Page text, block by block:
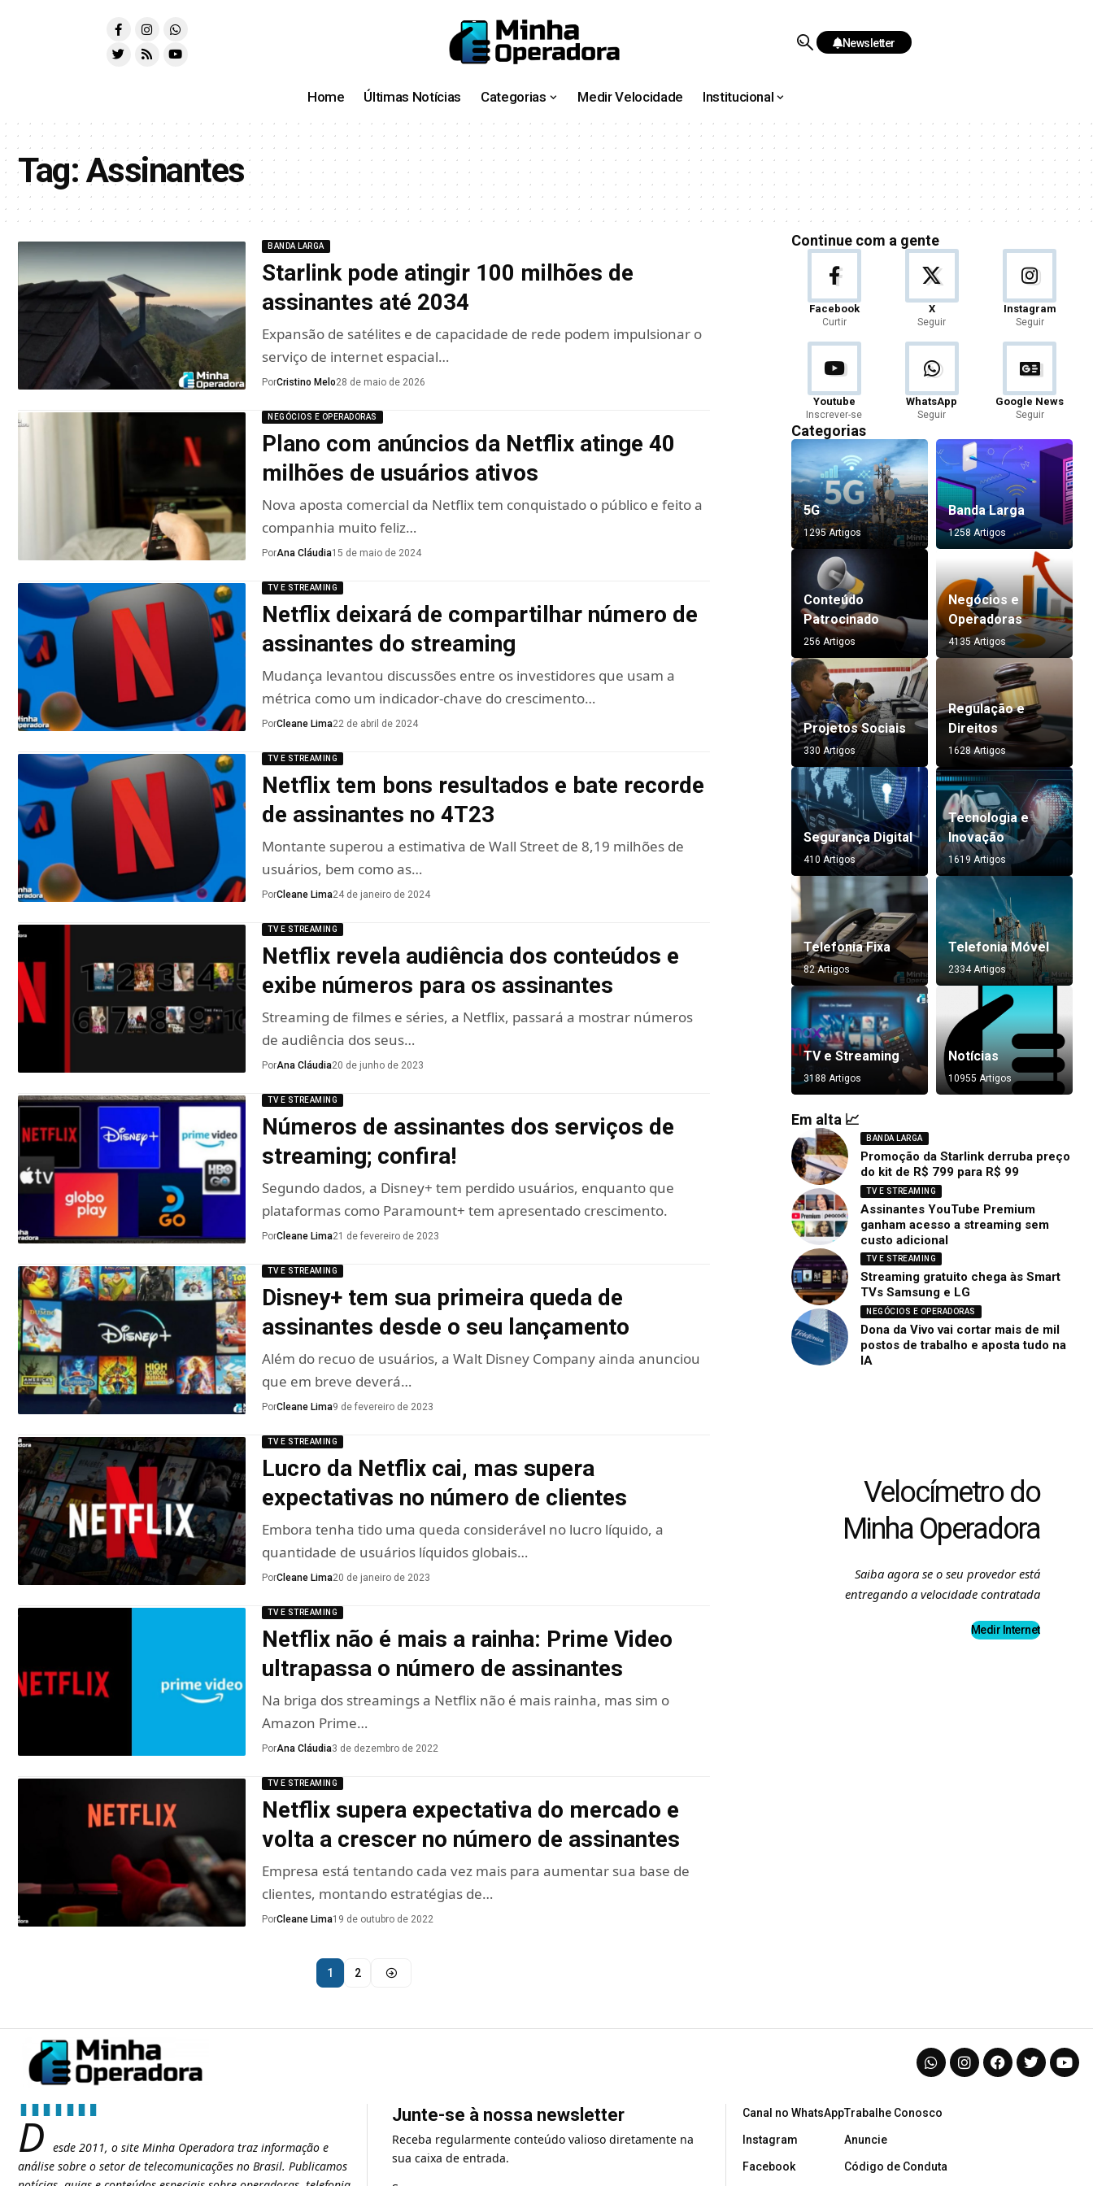
Newsletter
Home Últimas Notícias Categorias Medir Velocidade Institucional
Tag:Assinantes
BANDA LARGA
Starlink pode atingir 100 milhões de
assinantes até 2034
Expansão de satélites e de capacidade de rede podem impulsionar o
serviço de internet espacial…
PorCristino Melo28 de maio de 2026
NEGÓCIOS E OPERADORAS
Plano com anúncios da Netflix atinge 40
milhões de usuários ativos
Nova aposta comercial da Netflix tem conquistado o público e feito a
companhia muito feliz…
PorAna Cláudia15 de maio de 2024
TV E STREAMING
Netflix deixará de compartilhar número de
assinantes do streaming
Mudança levantou discussões entre os investidores que usam a
métrica como um indicador-chave do crescimento…
PorCleane Lima22 de abril de 2024
TV E STREAMING
Netflix tem bons resultados e bate recorde
de assinantes no 4T23
Montante superou a estimativa de Wall Street de 8,19 milhões de
usuários, bem como as…
PorCleane Lima24 de janeiro de 2024
TV E STREAMING
Netflix revela audiência dos conteúdos e
exibe números para os assinantes
Streaming de filmes e séries, a Netflix, passará a mostrar números
de audiência dos seus…
PorAna Cláudia20 de junho de 2023
TV E STREAMING
Números de assinantes dos serviços de
streaming; confira!
Segundo dados, a Disney+ tem perdido usuários, enquanto que
plataformas como Paramount+ tem apresentado crescimento.
PorCleane Lima21 de fevereiro de 2023
TV E STREAMING
Disney+ tem sua primeira queda de
assinantes desde o seu lançamento
Além do recuo de usuários, a Walt Disney Company ainda anunciou
que em breve deverá…
PorCleane Lima9 de fevereiro de 2023
TV E STREAMING
Lucro da Netflix cai, mas supera
expectativas no número de clientes
Embora tenha tido uma queda considerável no lucro líquido, a
quantidade de usuários líquidos globais…
PorCleane Lima20 de janeiro de 2023
TV E STREAMING
Netflix não é mais a rainha: Prime Video
ultrapassa o número de assinantes
Na briga dos streamings a Netflix não é mais rainha, mas sim o
Amazon Prime…
PorAna Cláudia3 de dezembro de 2022
TV E STREAMING
Netflix supera expectativa do mercado e
volta a crescer no número de assinantes
Empresa está tentando cada vez mais para aumentar sua base de
clientes, montando estratégias de…
PorCleane Lima19 de outubro de 2022
1 2
Continue com a gente
Facebook
Curtir
X
Seguir
Instagram
Seguir
Youtube
Inscrever-se
WhatsApp
Seguir
Google News
Seguir
Categorias
5G
1295 Artigos
Banda Larga
1258 Artigos
Conteúdo
Patrocinado
256 Artigos
Negócios e
Operadoras
4135 Artigos
Projetos Sociais
330 Artigos
Regulação e
Direitos
1628 Artigos
Segurança Digital
410 Artigos
Tecnologia e
Inovação
1619 Artigos
Telefonia Fixa
82 Artigos
Telefonia Móvel
2334 Artigos
TV e Streaming
3188 Artigos
Notícias
10955 Artigos
Em alta 📈
BANDA LARGA
Promoção da Starlink derruba preço
do kit de R$ 799 para R$ 99
TV E STREAMING
Assinantes YouTube Premium
ganham acesso a streaming sem
custo adicional
TV E STREAMING
Streaming gratuito chega às Smart
TVs Samsung e LG
NEGÓCIOS E OPERADORAS
Dona da Vivo vai cortar mais de mil
postos de trabalho e aposta tudo na
IA
Velocímetro do
Minha Operadora
Saiba agora se o seu provedor está
entregando a velocidade contratada
Medir Internet
D esde 2011, o site Minha Operadora traz informação e
análise sobre o setor de telecomunicações no Brasil. Publicamos
Junte-se à nossa newsletter
Receba regularmente conteúdo valioso diretamente na
sua caixa de entrada.
Canal no WhatsApp
Instagram
Facebook
Trabalhe Conosco
Anuncie
Código de Conduta